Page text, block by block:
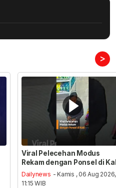
>
Viral Pelecehan Modus
Rekam dengan Ponsel di
Dailynews - Kamis , 06 Aug 2026,
11:15 WIB